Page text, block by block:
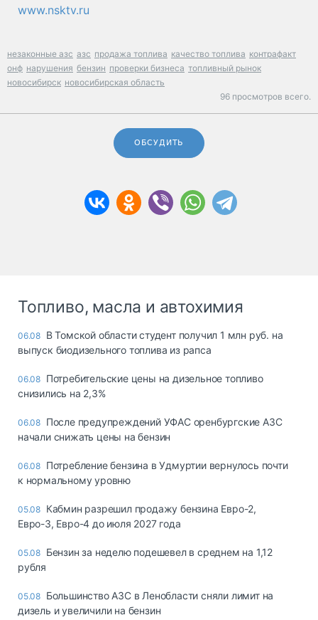
www.nsktv.ru
незаконные азс азс продажа топлива качество топлива контрафакт
онф нарушения бензин проверки бизнеса топливный рынок
новосибирск новосибирская область
96 просмотров всего.
ОБСУДИТЬ
Топливо, масла и автохимия
06.08 В Томской области студент получил 1 млн руб. на
выпуск биодизельного топлива из рапса
06.08 Потребительские цены на дизельное топливо
снизились на 2,3%
06.08 После предупреждений УФАС оренбургские АЗС
начали снижать цены на бензин
06.08 Потребление бензина в Удмуртии вернулось почти
к нормальному уровню
05.08 Кабмин разрешил продажу бензина Евро-2,
Евро-3, Евро-4 до июля 2027 года
05.08 Бензин за неделю подешевел в среднем на 1,12
рубля
05.08 Большинство АЗС в Ленобласти сняли лимит на
дизель и увеличили на бензин